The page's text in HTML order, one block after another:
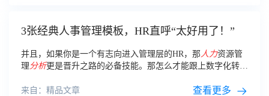
3张经典人事管理模板，HR直呼“太好用了！”
并且，如果你是一个有志向进入管理层的HR，那 人力资源管
理 分析更是晋升之路的必备技能。那怎么才能跟上数字化转型
来自：精品文章
查看更多